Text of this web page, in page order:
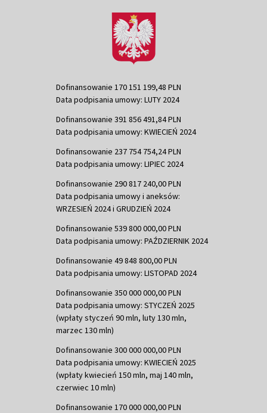
Dofinansowanie 170 151 199,48 PLN
Data podpisania umowy: LUTY 2024
Dofinansowanie 391 856 491,84 PLN
Data podpisania umowy: KWIECIEŃ 2024
Dofinansowanie 237 754 754,24 PLN
Data podpisania umowy: LIPIEC 2024
Dofinansowanie 290 817 240,00 PLN
Data podpisania umowy i aneksów:
WRZESIEŃ 2024 i GRUDZIEŃ 2024
Dofinansowanie 539 800 000,00 PLN
Data podpisania umowy: PAŹDZIERNIK 2024
Dofinansowanie 49 848 800,00 PLN
Data podpisania umowy: LISTOPAD 2024
Dofinansowanie 350 000 000,00 PLN
Data podpisania umowy: STYCZEŃ 2025
(wpłaty styczeń 90 mln, luty 130 mln,
marzec 130 mln)
Dofinansowanie 300 000 000,00 PLN
Data podpisania umowy: KWIECIEŃ 2025
(wpłaty kwiecień 150 mln, maj 140 mln,
czerwiec 10 mln)
Dofinansowanie 170 000 000,00 PLN